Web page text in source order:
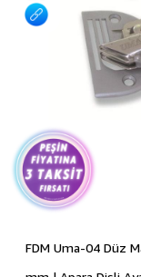
FDM Uma-04 Düz